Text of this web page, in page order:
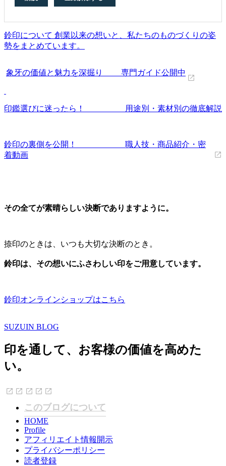
鈴印について 創業以来の想いと、私たちのものづくりの姿
勢をまとめています。
象牙の価値と魅力を深掘り 専門ガイド公開中
印鑑選びに迷ったら！ 用途別・素材別の徹底解説
鈴印の裏側を公開！ 職人技・商品紹介・密
着動画
その全てが素晴らしい決断でありますように。
捺印のときは、いつも大切な決断のとき。
鈴印は、その想いにふさわしい印をご用意しています。
鈴印オンラインショップはこちら
SUZUIN BLOG
印を通して、お客様の価値を高めた
い。
このブログについて
HOME
Profile
アフィリエイト情報開示
プライバシーポリシー
読者登録